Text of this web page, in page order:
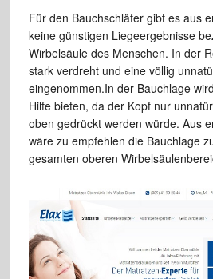
Für den Bauchschläfer gibt es aus
keine günstigen Liegeergebnisse
Wirbelsäule des Menschen. In der
stark verdreht und eine völlig
eingenommen.In der Bauchlage
Hilfe bieten, da der Kopf nur
oben gedrückt werden würde. Aus
wäre zu empfehlen die Bauchlage
gesamten oberen